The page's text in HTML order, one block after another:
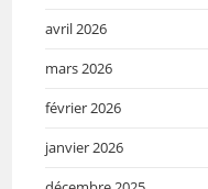
avril 2026
mars 2026
février 2026
janvier 2026